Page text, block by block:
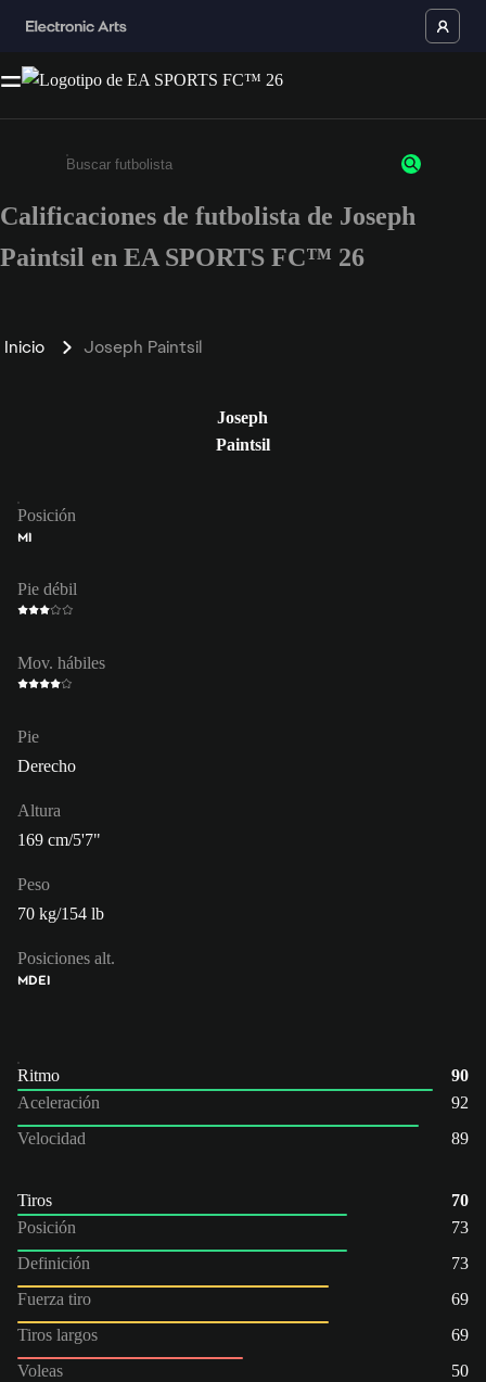
Ingresa un mínimo de 3 caracteres o números
Calificaciones de futbolista de Joseph
Paintsil en EA SPORTS FC™ 26
Inicio Joseph Paintsil
Joseph
Paintsil
Posición
MI
Pie débil
Mov. hábiles
Pie
Derecho
Altura
169 cm/5'7"
Peso
70 kg/154 lb
Posiciones alt.
MDEI
Ritmo
90
Aceleración
92
Velocidad
89
Tiros
70
Posición
73
Definición
73
Fuerza tiro
69
Tiros largos
69
Voleas
50